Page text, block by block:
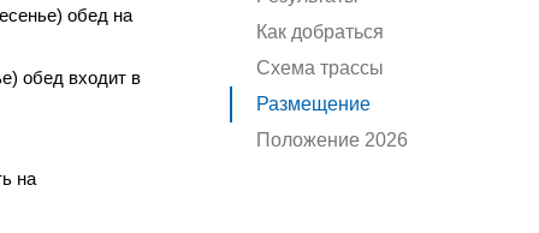
Как добраться
Схема трассы
Размещение
Положение 2026
обед на
обед входит в
на